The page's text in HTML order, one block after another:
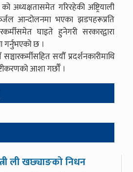
अध्यक्षतासमेत गरिरहेकी अष्ट्रियाली
आन्दोलनमा भएका झडपहरूप्रति
घाइते हुनेगरी सरकारद्वारा
छ ।
सयौँ प्रदर्शनकारीमाथि
आशा गर्छौँ ।
ली खछ्याङको निधन